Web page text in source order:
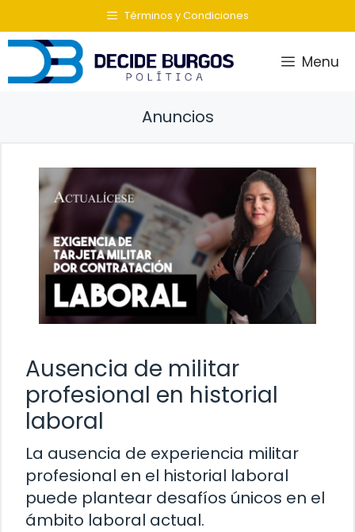
al
contenido
Términos y Condiciones
Menu
Anuncios
Ausencia de militar
profesional en historial
laboral
La ausencia de experiencia militar
profesional en el historial laboral
puede plantear desafíos únicos en el
ámbito laboral actual.